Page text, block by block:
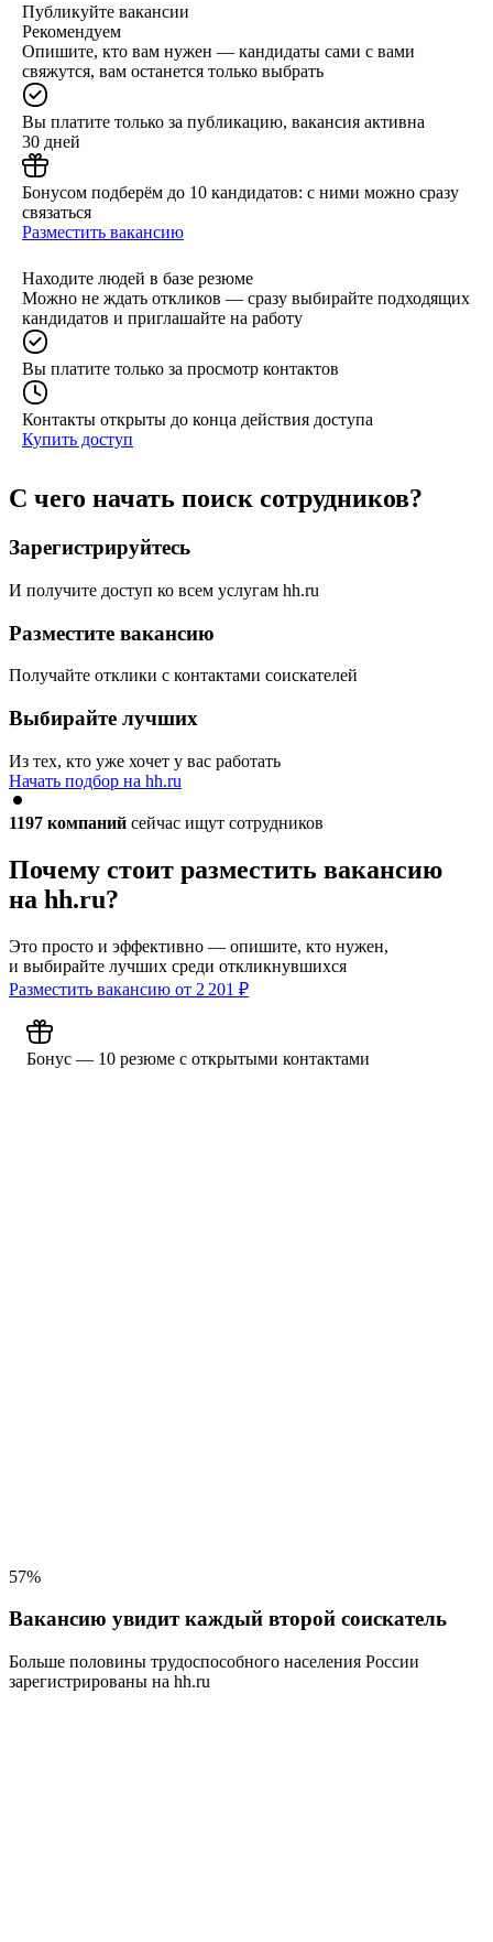
Публикуйте вакансии
Рекомендуем
Опишите, кто вам нужен — кандидаты сами с вами
свяжутся, вам останется только выбрать
Вы платите только за публикацию, вакансия активна
30 дней
Бонусом подберём до 10 кандидатов: с ними можно сразу
связаться
Разместить вакансию
Находите людей в базе резюме
Можно не ждать откликов — сразу выбирайте подходящих
кандидатов и приглашайте на работу
Вы платите только за просмотр контактов
Контакты открыты до конца действия доступа
Купить доступ
С чего начать поиск сотрудников?
Зарегистрируйтесь
И получите доступ ко всем услугам hh.ru
Разместите вакансию
Получайте отклики с контактами соискателей
Выбирайте лучших
Из тех, кто уже хочет у вас работать
Начать подбор на hh.ru
1197 компаний сейчас ищут сотрудников
Почему стоит разместить вакансию
на hh.ru?
Это просто и эффективно — опишите, кто нужен,
и выбирайте лучших среди откликнувшихся
Разместить вакансию от 2 201 ₽
Бонус — 10 резюме с открытыми контактами
57%
Вакансию увидит каждый второй соискатель
Больше половины трудоспособного населения России
зарегистрированы на hh.ru